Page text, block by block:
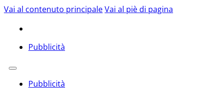
Vai al contenuto principaleVai al piè di pagina
Pubblicità
Pubblicità